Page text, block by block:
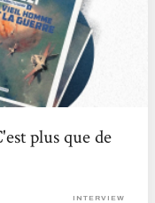
plus que de
INTERVIEW